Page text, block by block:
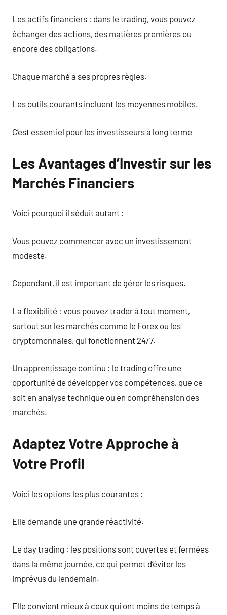
Les actifs financiers : dans le trading, vous pouvez
échanger des actions, des matières premières ou
encore des obligations.
Chaque marché a ses propres règles.
Les outils courants incluent les moyennes mobiles.
C’est essentiel pour les investisseurs à long terme
Les Avantages d’Investir sur les
Marchés Financiers
Voici pourquoi il séduit autant :
Vous pouvez commencer avec un investissement
modeste.
Cependant, il est important de gérer les risques.
La flexibilité : vous pouvez trader à tout moment,
surtout sur les marchés comme le Forex ou les
cryptomonnaies, qui fonctionnent 24/7.
Un apprentissage continu : le trading offre une
opportunité de développer vos compétences, que ce
soit en analyse technique ou en compréhension des
marchés.
Adaptez Votre Approche à
Votre Profil
Voici les options les plus courantes :
Elle demande une grande réactivité.
Le day trading : les positions sont ouvertes et fermées
dans la même journée, ce qui permet d’éviter les
imprévus du lendemain.
Elle convient mieux à ceux qui ont moins de temps à